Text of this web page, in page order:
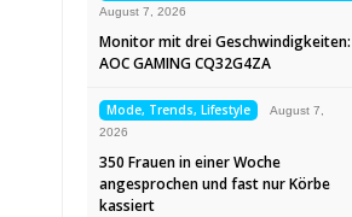
August 7, 2026
Monitor mit drei Geschwindigkeiten:
AOC GAMING CQ32G4ZA
Mode, Trends, Lifestyle
August 7,
2026
350 Frauen in einer Woche
angesprochen und fast nur Körbe
kassiert